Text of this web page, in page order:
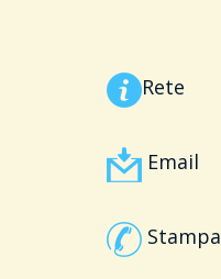
Rete
Email
Stampa